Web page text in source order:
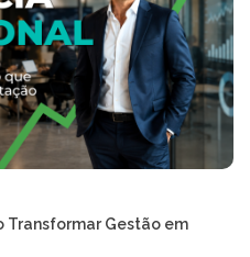
Transformar Gestão em